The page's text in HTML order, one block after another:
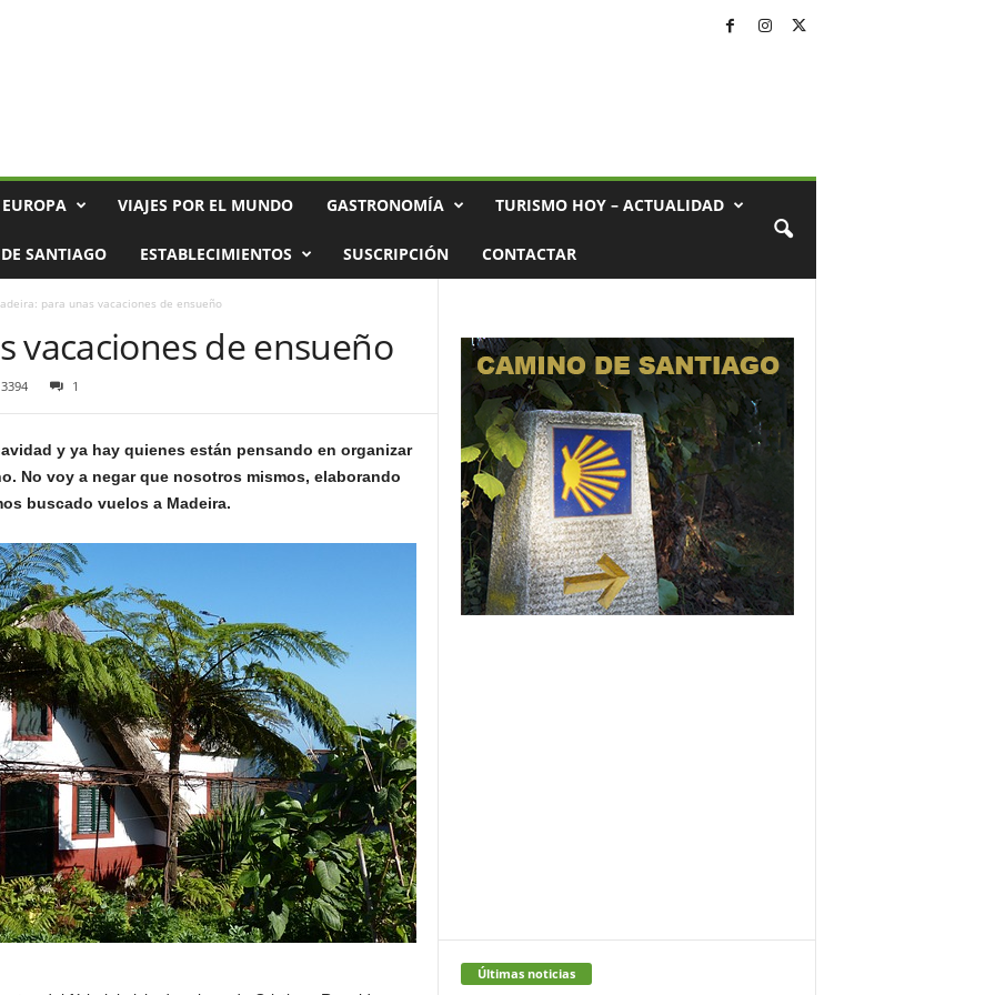
VIAJES POR EL MUNDO GASTRONOMÍA TURISMO HOY – ACTUALIDAD
SANTIAGO ESTABLECIMIENTOS SUSCRIPCIÓN CONTACTAR
para unas vacaciones de ensueño
vacaciones de ensueño
3394 1
y ya hay quienes están pensando en organizar
No voy a negar que nosotros mismos, elaborando
buscado vuelos a Madeira.
Últimas noticias